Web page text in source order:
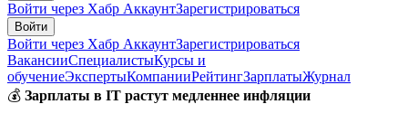
Войти через Хабр АккаунтЗарегистрироваться
Войти
Войти через Хабр АккаунтЗарегистрироваться
ВакансииСпециалистыКурсы и
обучениеЭкспертыКомпанииРейтингЗарплатыЖурнал
💰 Зарплаты в IT растут медленнее инфляции